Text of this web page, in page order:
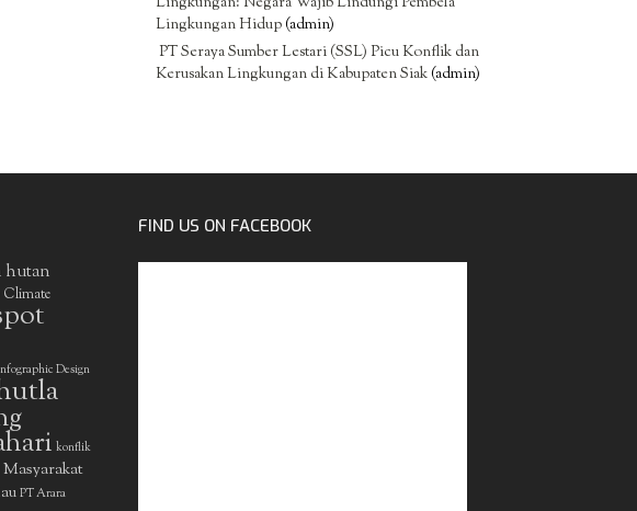
Lingkungan Hidup(admin)
PT Seraya Sumber Lestari (SSL) Picu Konflik dan
Kerusakan Lingkungan di Kabupaten Siak(admin)
hutan
Climate
Design
konflik
Masyarakat
PT Arara
FIND US ON FACEBOOK